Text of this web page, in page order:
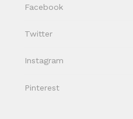
Facebook
Twitter
Instagram
Pinterest